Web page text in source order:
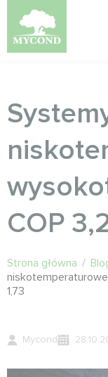
COP
Strona główna /
1,73
Mycond